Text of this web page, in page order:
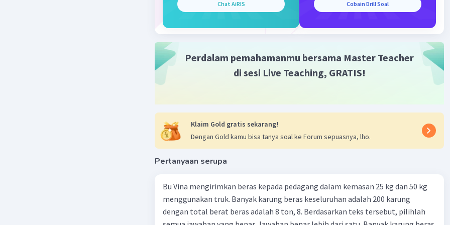
Chat AiRIS Cobain Drill Soal
Perdalam pemahamanmu bersama Master Teacher
di sesi Live Teaching, GRATIS!
Klaim Gold gratis sekarang!
Dengan Gold kamu bisa tanya soal ke Forum sepuasnya, lho.
Pertanyaan serupa
Bu Vina mengirimkan beras kepada pedagang dalam kemasan 25 kg dan 50 kg
menggunakan truk. Banyak karung beras keseluruhan adalah 200 karung
dengan total berat beras adalah 8 ton, 8. Berdasarkan teks tersebut, pilihlah